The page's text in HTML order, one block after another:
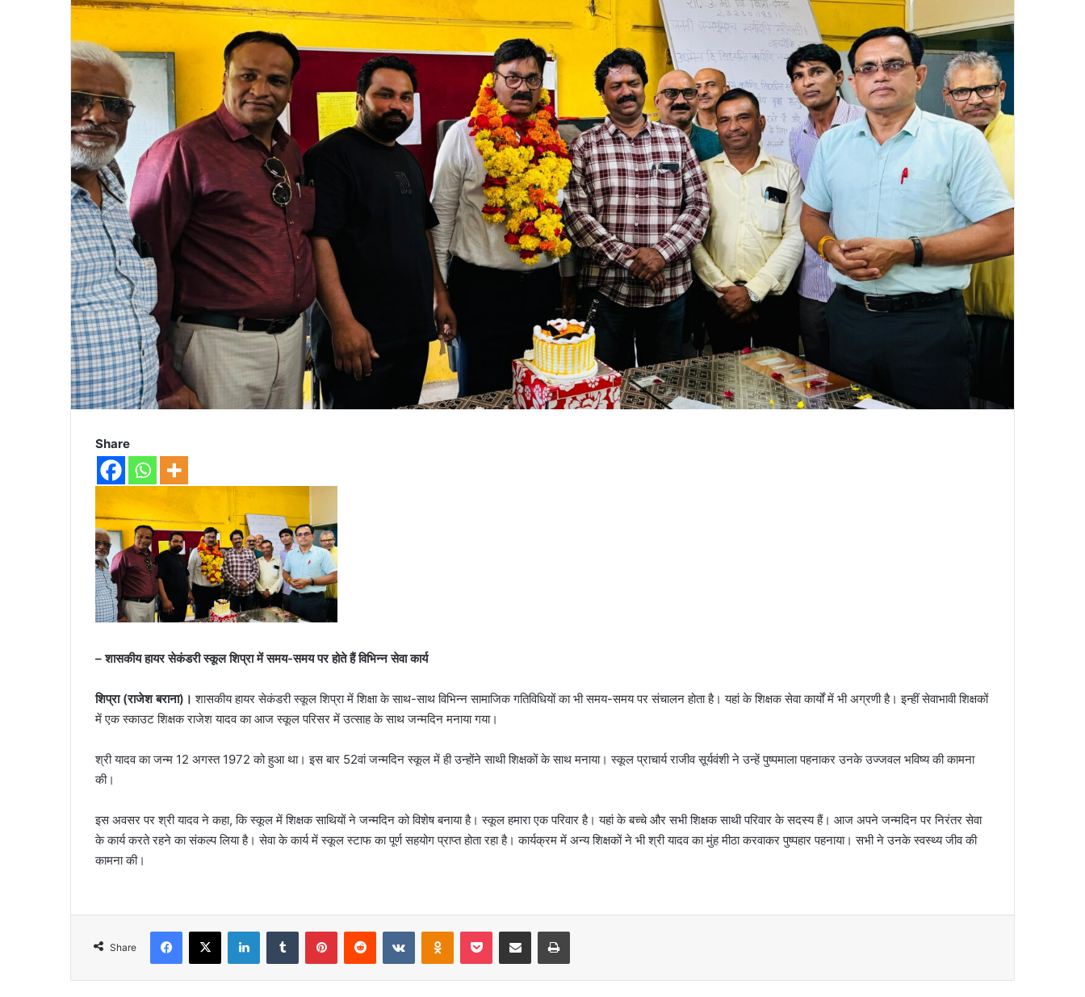
Share
– शासकीय हायर सेकंडरी स्कूल शिप्रा में समय-समय पर होते हैं विभिन्न सेवा कार्य
शिप्रा (राजेश बराना)। शासकीय हायर सेकंडरी स्कूल शिप्रा में शिक्षा के साथ-साथ विभिन्न सामाजिक गतिविधियों का भी समय-समय पर संचालन होता है। यहां के शिक्षक सेवा कार्यों में भी अग्रणी है। इन्हीं सेवाभावी शिक्षकों
में एक स्काउट शिक्षक राजेश यादव का आज स्कूल परिसर में उत्साह के साथ जन्मदिन मनाया गया।
श्री यादव का जन्म 12 अगस्त 1972 को हुआ था। इस बार 52वां जन्मदिन स्कूल में ही उन्होंने साथी शिक्षकों के साथ मनाया। स्कूल प्राचार्य राजीव सूर्यवंशी ने उन्हें पुष्पमाला पहनाकर उनके उज्जवल भविष्य की कामना
की।
इस अवसर पर श्री यादव ने कहा, कि स्कूल में शिक्षक साथियों ने जन्मदिन को विशेष बनाया है। स्कूल हमारा एक परिवार है। यहां के बच्चे और सभी शिक्षक साथी परिवार के सदस्य हैं। आज अपने जन्मदिन पर निरंतर सेवा
के कार्य करते रहने का संकल्प लिया है। सेवा के कार्य में स्कूल स्टाफ का पूर्ण सहयोग प्राप्त होता रहा है। कार्यक्रम में अन्य शिक्षकों ने भी श्री यादव का मुंह मीठा करवाकर पुष्पहार पहनाया। सभी ने उनके स्वस्थ्य जीव की
कामना की।
Share
Facebook
X LinkedInTumblr PinterestReddit VKontakteOdnoklassniki
Pocket Share via Email Print